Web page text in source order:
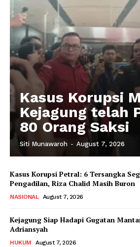
Kasus Korupsi
Kejagung telah
80 Orang Saksi
Siti Munawaroh - August 7, 2026
Kasus Korupsi Petral: 6 Tersangka
Pengadilan, Riza Chalid Masih Buron
NASIONAL August 7, 2026
Kejagung Siap Hadapi Gugatan
Adriansyah
HUKUM August 7, 2026